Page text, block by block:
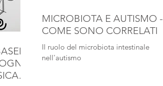
MICROBIOTA E AUTISMO -
COME SONO CORRELATI
Il ruolo del microbiota intestinale
nell'autismo